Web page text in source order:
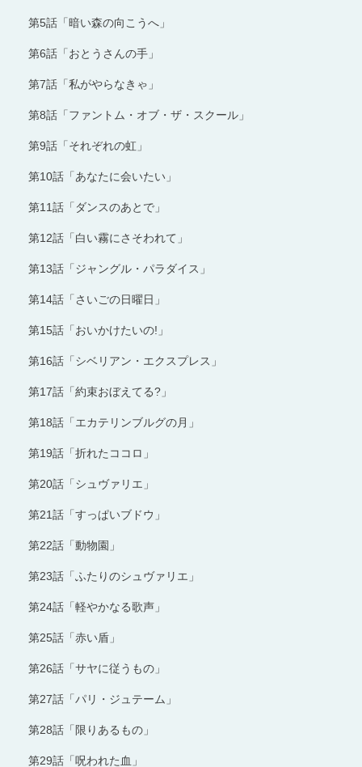
第5話「暗い森の向こうへ」
第6話「おとうさんの手」
第7話「私がやらなきゃ」
第8話「ファントム・オブ・ザ・スクール」
第9話「それぞれの虹」
第10話「あなたに会いたい」
第11話「ダンスのあとで」
第12話「白い霧にさそわれて」
第13話「ジャングル・パラダイス」
第14話「さいごの日曜日」
第15話「おいかけたいの!」
第16話「シベリアン・エクスプレス」
第17話「約束おぼえてる?」
第18話「エカテリンブルグの月」
第19話「折れたココロ」
第20話「シュヴァリエ」
第21話「すっぱいブドウ」
第22話「動物園」
第23話「ふたりのシュヴァリエ」
第24話「軽やかなる歌声」
第25話「赤い盾」
第26話「サヤに従うもの」
第27話「パリ・ジュテーム」
第28話「限りあるもの」
第29話「呪われた血」